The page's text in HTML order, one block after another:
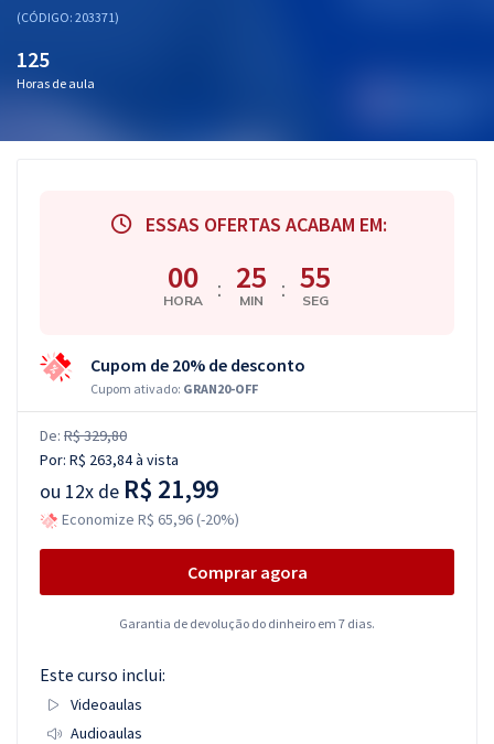
(CÓDIGO: 203371)
125
Horas de aula
ESSAS OFERTAS ACABAM EM:
00
HORA : 25
MIN : 54
SEG
Cupom de 20% de desconto
Cupom ativado: GRAN20-OFF
De: R$ 329,80
Por: R$ 263,84à vista
ou 12x de R$ 21,99
Economize R$ 65,96 (-20%)
Comprar agora
Garantia de devolução do dinheiro em 7 dias.
Este curso inclui:
Videoaulas
Audioaulas